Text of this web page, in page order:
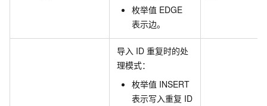
枚举值 EDGE
表示边。
导入 ID 重复时的处
理模式：
枚举值 INSERT
表示写入重复 ID